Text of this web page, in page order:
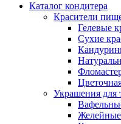
Каталог кондитера
Красители
Гелевые
Сухие
Украшения для